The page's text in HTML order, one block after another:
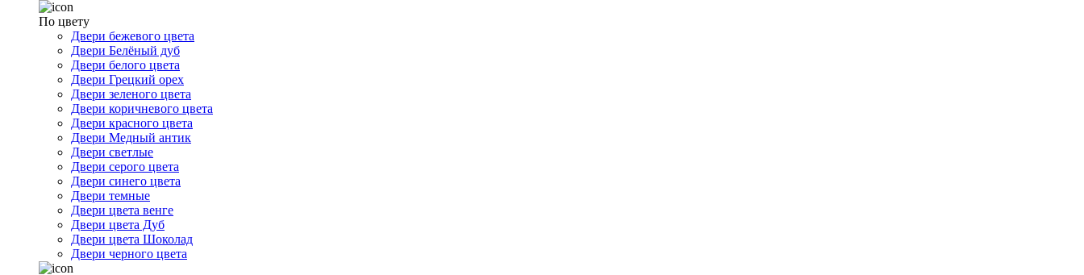
По цвету
Двери бежевого цвета
Двери Белёный дуб
Двери белого цвета
Двери Грецкий орех
Двери зеленого цвета
Двери коричневого цвета
Двери красного цвета
Двери Медный антик
Двери светлые
Двери серого цвета
Двери синего цвета
Двери темные
Двери цвета венге
Двери цвета Дуб
Двери цвета Шоколад
Двери черного цвета